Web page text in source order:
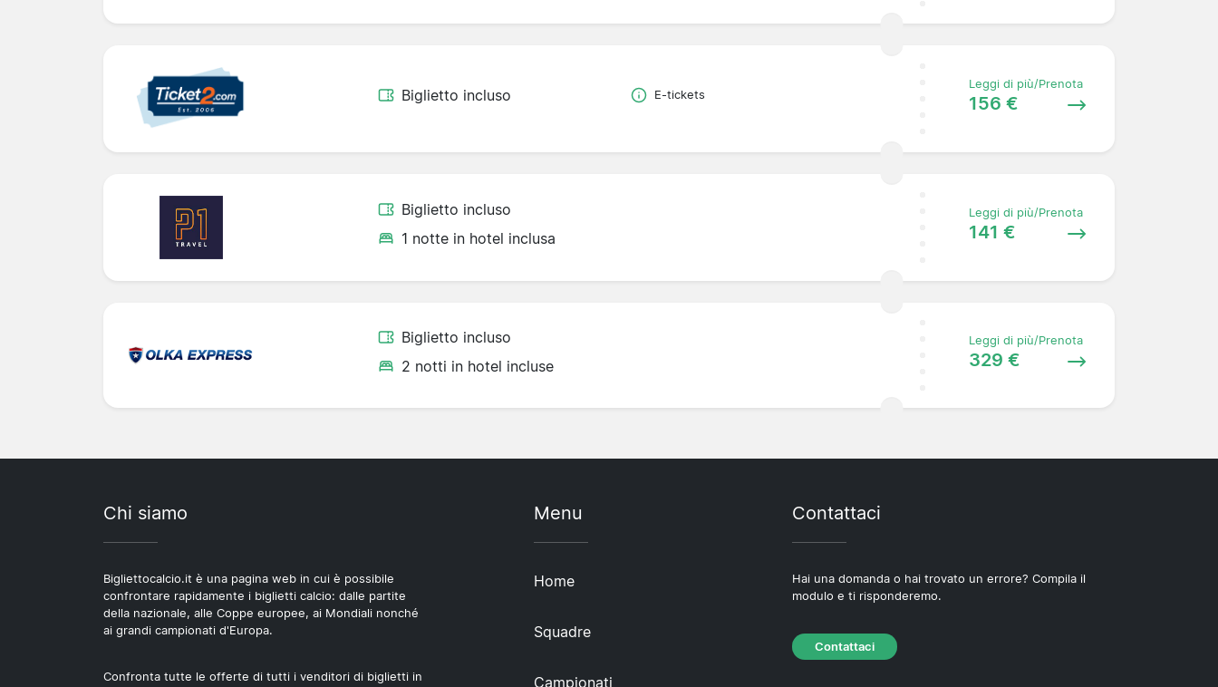
Biglietto incluso E-tickets
Leggi di più/Prenota
156 €
Biglietto incluso
1 notte in hotel inclusa
Leggi di più/Prenota
141 €
Biglietto incluso
2 notti in hotel incluse
Leggi di più/Prenota
329 €
Chi siamo
Bigliettocalcio.it è una pagina web in cui è possibile
confrontare rapidamente i biglietti calcio: dalle partite
della nazionale, alle Coppe europee, ai Mondiali nonché
ai grandi campionati d'Europa.
Confronta tutte le offerte di tutti i venditori di biglietti in
Menu
Home
Squadre
Campionati
Contattaci
Hai una domanda o hai trovato un errore? Compila il
modulo e ti risponderemo.
Contattaci